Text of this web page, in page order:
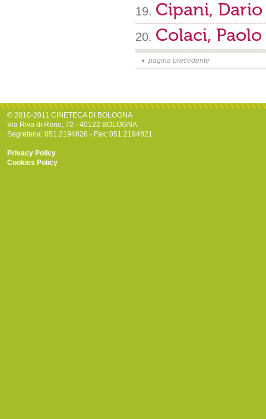
Cipani, Dario
Colaci, Paolo
pagina precedente
© 2010-2011 CINETECA DI BOLOGNA
Via Riva di Reno, 72 - 40122 BOLOGNA
Segreteria: 051.2194826 - Fax: 051.2194821
Privacy Policy
Cookies Policy